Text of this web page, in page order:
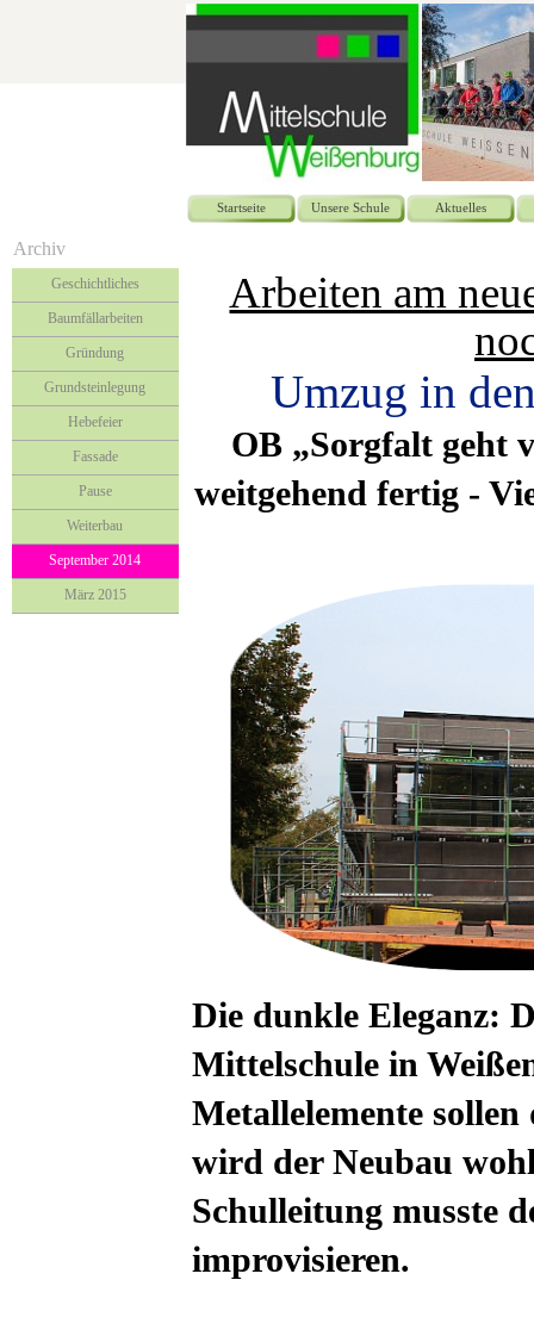
Startseite Unsere Schule Aktuelles
Archiv
Geschichtliches
Baumfällarbeiten
Gründung
Grundsteinlegung
Hebefeier
Fassade
Pause
Weiterbau
September 2014
März 2015
Arbeiten am
Umzug in
OB „Sorgfalt geht
weitgehend fertig -
Die dunkle Eleganz:
Mittelschule in
Metallelemente
wird der Neubau
Schulleitung musste
improvisieren.